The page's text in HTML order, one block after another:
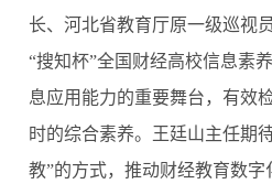
长、河北省教育厅原一级巡视
“搜知杯”全国财经高校信息素
息应用能力的重要舞台，有效
时的综合素养。王廷山主任期
教”的方式，推动财经教育数